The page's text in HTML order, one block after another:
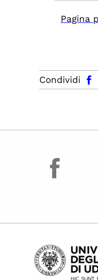
Pagina
Condividi
facebook
facebook